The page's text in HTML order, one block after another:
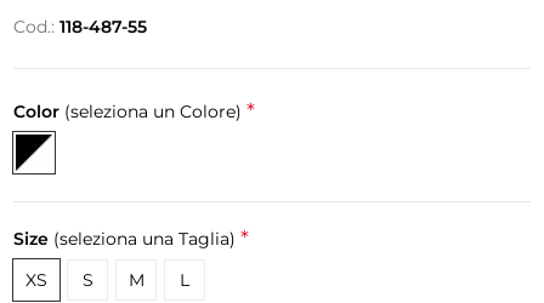
Cod.: 118-487-55
Color (seleziona un Colore) *
Size (seleziona una Taglia) *
XS S M L